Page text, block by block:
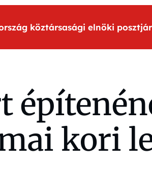
köztársasági elnöki
kori